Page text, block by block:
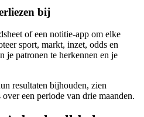
bij
of een notitie‑app om elke
sport, markt, inzet, odds en
je patronen te herkennen en je
resultaten bijhouden, zien
een periode van drie maanden.